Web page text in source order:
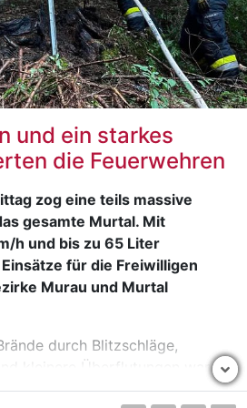
sind an die Polizeiinspektion
6360, erbeten.
und ein starkes
die Feuerwehren
zog eine teils massive
gesamte Murtal. Mit
h und bis zu 65 Liter
für die Freiwilligen
Murau und Murtal
durch Blitzschläge,
kleinere Überflutungen waren
Notrufe.